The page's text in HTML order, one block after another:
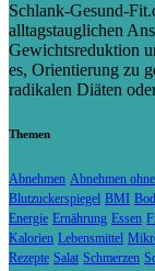
Schlank-Gesund-
alltagstauglichen
Gewichtsreduktion
es, Orientierung zu
radikalen Diäten
Themen
Abnehmen Abnehmen
Blutzuckerspiegel BMI
Energie Ernährung Essen
Kalorien Lebensmittel
Rezepte Salat Schmerzen